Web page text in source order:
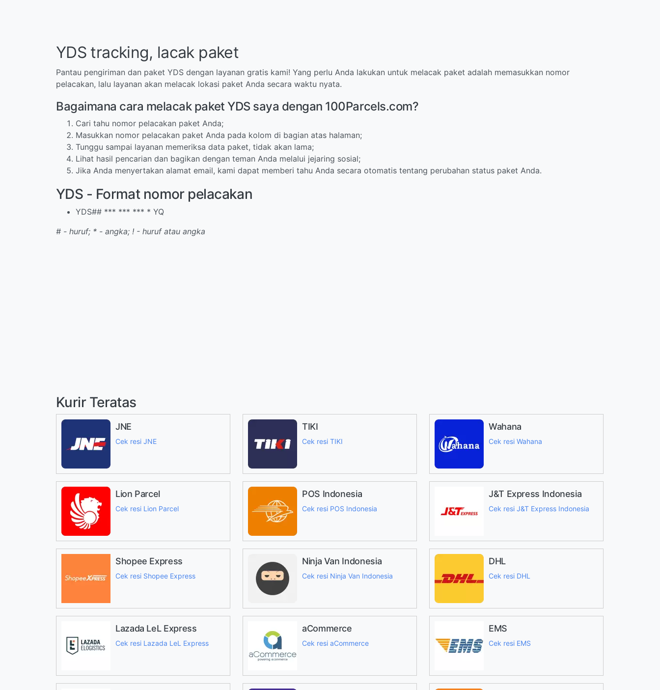
YDS tracking, lacak paket
Pantau pengiriman dan paket YDS dengan layanan gratis kami! Yang perlu Anda lakukan untuk melacak paket adalah memasukkan nomor
pelacakan, lalu layanan akan melacak lokasi paket Anda secara waktu nyata.
Bagaimana cara melacak paket YDS saya dengan 100Parcels.com?
Cari tahu nomor pelacakan paket Anda;
Masukkan nomor pelacakan paket Anda pada kolom di bagian atas halaman;
Tunggu sampai layanan memeriksa data paket, tidak akan lama;
Lihat hasil pencarian dan bagikan dengan teman Anda melalui jejaring sosial;
Jika Anda menyertakan alamat email, kami dapat memberi tahu Anda secara otomatis tentang perubahan status paket Anda.
YDS - Format nomor pelacakan
YDS## *** *** *** * YQ
# - huruf; * - angka; ! - huruf atau angka
Kurir Teratas
JNE
Cek resi JNE
TIKI
Cek resi TIKI
Wahana
Cek resi Wahana
Lion Parcel
Cek resi Lion Parcel
POS Indonesia
Cek resi POS Indonesia
J&T Express Indonesia
Cek resi J&T Express Indonesia
Shopee Express
Cek resi Shopee Express
Ninja Van Indonesia
Cek resi Ninja Van Indonesia
DHL
Cek resi DHL
Lazada LeL Express
Cek resi Lazada LeL Express
aCommerce
Cek resi aCommerce
EMS
Cek resi EMS